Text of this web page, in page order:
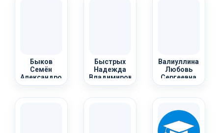
Быков
Семён
Александрович
Быстрых
Надежда
Владимировна
Валиуллина
Любовь
Сергеевна